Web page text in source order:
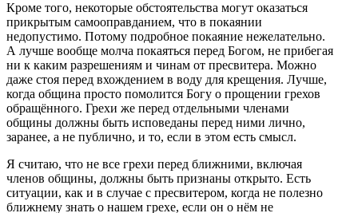
Кроме того, некоторые обстоятельства могут оказаться
прикрытым самооправданием, что в покаянии
недопустимо. Потому подробное покаяние нежелательно.
А лучше вообще молча покаяться перед Богом, не прибегая
ни к каким разрешениям и чинам от пресвитера. Можно
даже стоя перед вхождением в воду для крещения. Лучше,
когда община просто помолится Богу о прощении грехов
обращённого. Грехи же перед отдельными членами
общины должны быть исповеданы перед ними лично,
заранее, а не публично, и то, если в этом есть смысл.
Я считаю, что не все грехи перед ближними, включая
членов общины, должны быть признаны открыто. Есть
ситуации, как и в случае с пресвитером, когда не полезно
ближнему знать о нашем грехе, если он о нём не